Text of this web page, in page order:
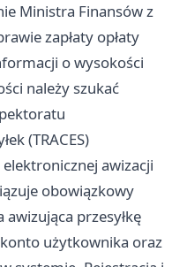
Ministra Finansów z
zapłaty opłaty
o wysokości
należy szukać
(TRACES)
awizacji
obowiązkowy
awizująca przesyłkę
użytkownika oraz